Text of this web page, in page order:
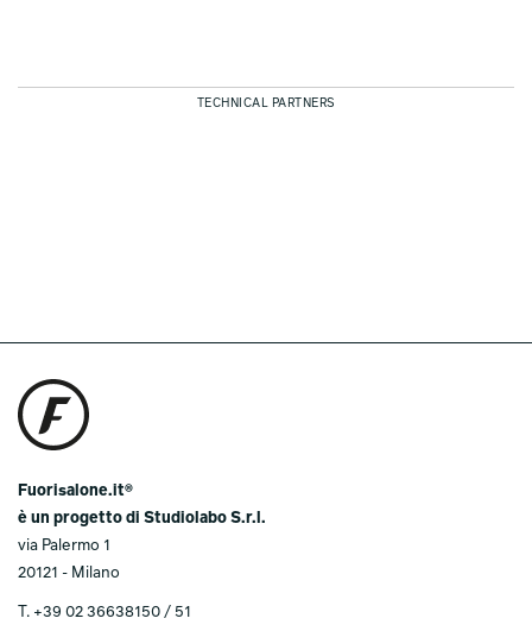
TECHNICAL PARTNERS
Fuorisalone.it®
è un progetto di Studiolabo S.r.l.
via Palermo 1
20121 - Milano
T. +39 02 36638150 / 51